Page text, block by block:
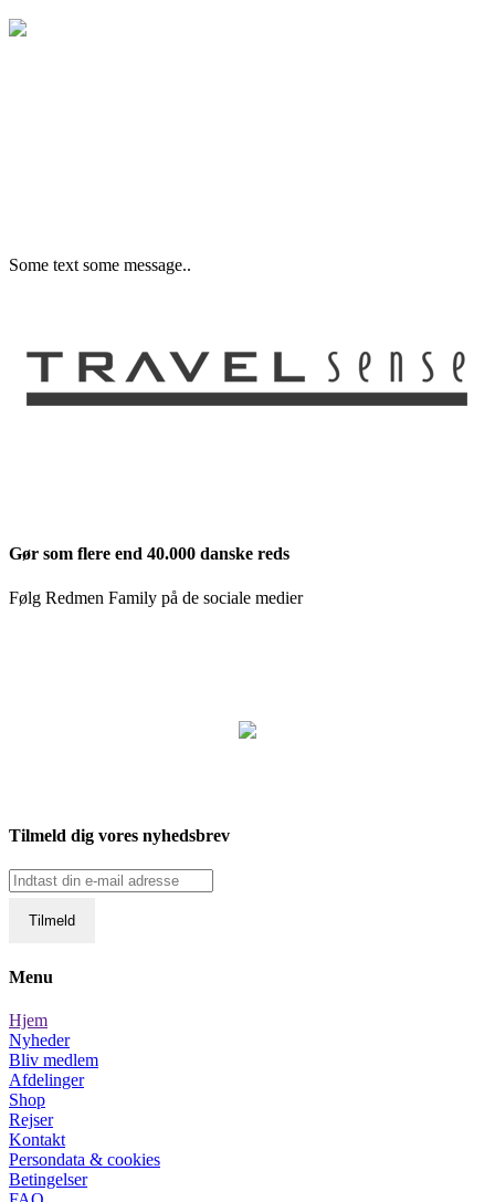
Some text some message..
Gør som flere end 40.000 danske reds
Følg Redmen Family på de sociale medier
Tilmeld dig vores nyhedsbrev
Menu
Hjem
Nyheder
Bliv medlem
Afdelinger
Shop
Rejser
Kontakt
Persondata & cookies
Betingelser